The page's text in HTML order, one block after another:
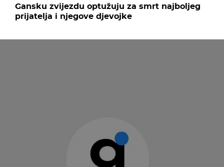
Gansku zvijezdu optužuju za smrt najboljeg
prijatelja i njegove djevojke